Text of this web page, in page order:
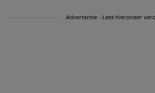
Advertentie - Lees hieronder